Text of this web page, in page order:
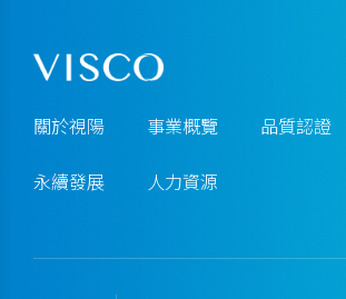
關於視陽 事業概覽 品質認證
永續發展 人力資源